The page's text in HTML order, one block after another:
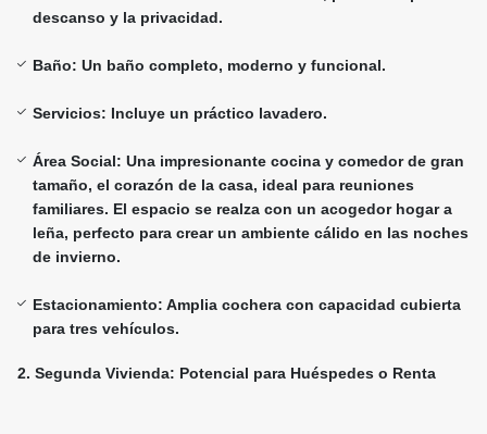
descanso y la privacidad.
Baño: Un baño completo, moderno y funcional.
Servicios: Incluye un práctico lavadero.
Área Social: Una impresionante cocina y comedor de gran
tamaño, el corazón de la casa, ideal para reuniones
familiares. El espacio se realza con un acogedor hogar a
leña, perfecto para crear un ambiente cálido en las noches
de invierno.
Estacionamiento: Amplia cochera con capacidad cubierta
para tres vehículos.
2. Segunda Vivienda: Potencial para Huéspedes o Renta